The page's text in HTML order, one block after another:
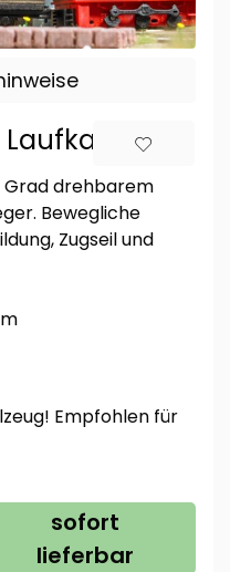
Grad drehbarem
Bewegliche
Zugseil und
Empfohlen für
sofort
lieferbar